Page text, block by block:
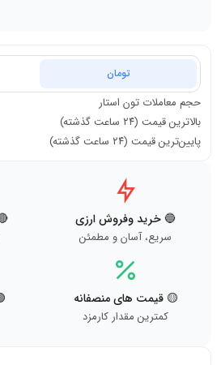
تومان
حجم معاملات تون استار
بالاترین قیمت (۲۴ ساعت گذشته)
پایین‌ترین قیمت (۲۴ ساعت گذشته)
🔵 خرید وفروش ارزی
سریع، آسان و مطمئن
🔴
🟡 قیمت های منصفانه
کمترین مقدار کارمزد